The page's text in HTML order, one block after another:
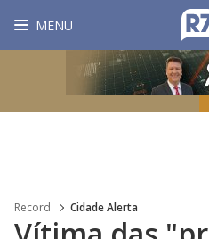
MENU
Record Cidade Alerta